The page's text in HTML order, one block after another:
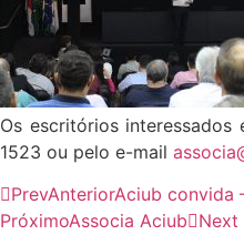
Os escritórios
1523 ou pelo e-mail
PrevAnteriorAciub convida
PróximoAssocia Aciub Next